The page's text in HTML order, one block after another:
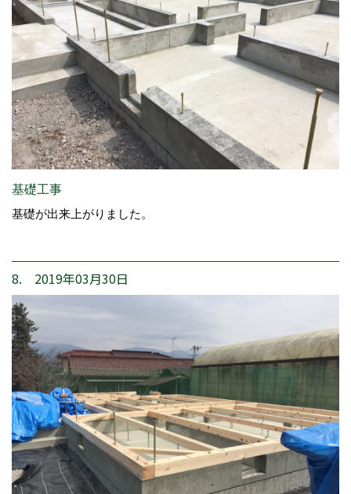
基礎工事
基礎が出来上がりました。
8. 2019年03月30日